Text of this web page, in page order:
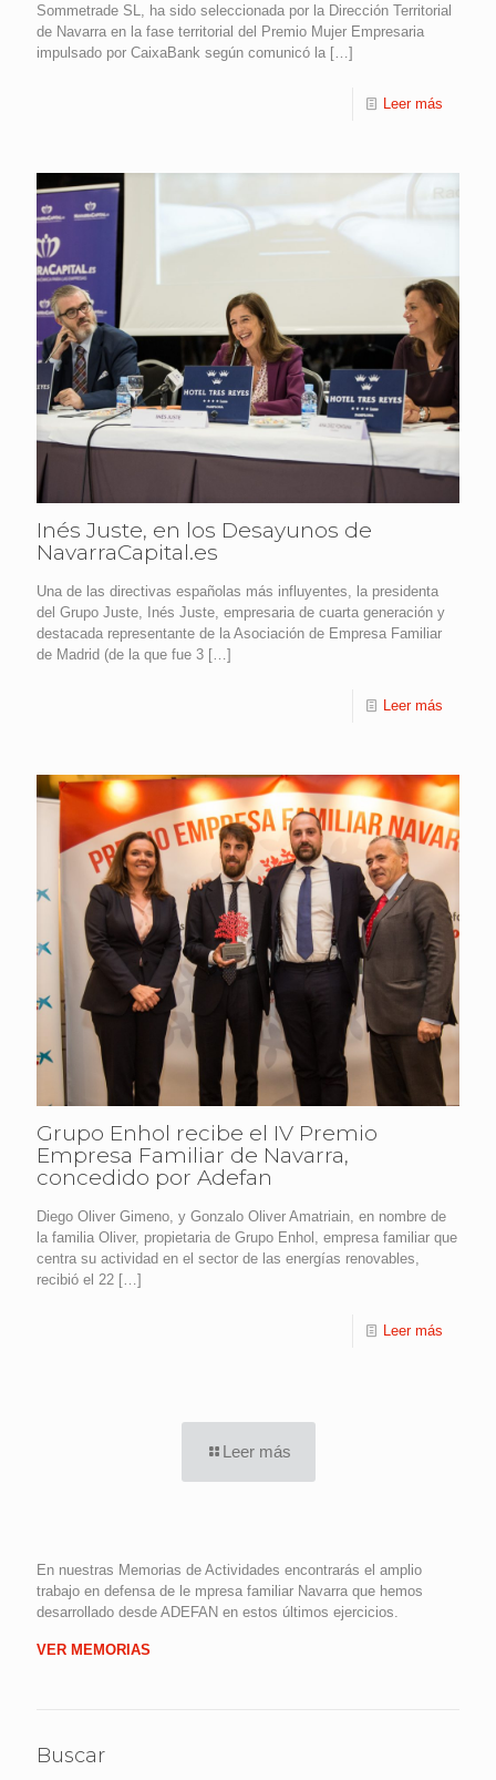
Sommetrade SL, ha sido seleccionada por la Dirección Territorial
de Navarra en la fase territorial del Premio Mujer Empresaria
impulsado por CaixaBank según comunicó la […]
Leer más
Inés Juste, en los Desayunos de
NavarraCapital.es
Una de las directivas españolas más influyentes, la presidenta
del Grupo Juste, Inés Juste, empresaria de cuarta generación y
destacada representante de la Asociación de Empresa Familiar
de Madrid (de la que fue 3 […]
Leer más
Grupo Enhol recibe el IV Premio
Empresa Familiar de Navarra,
concedido por Adefan
Diego Oliver Gimeno, y Gonzalo Oliver Amatriain, en nombre de
la familia Oliver, propietaria de Grupo Enhol, empresa familiar que
centra su actividad en el sector de las energías renovables,
recibió el 22 […]
Leer más
Leer más
En nuestras Memorias de Actividades encontrarás el amplio
trabajo en defensa de le mpresa familiar Navarra que hemos
desarrollado desde ADEFAN en estos últimos ejercicios.
VER MEMORIAS
Buscar